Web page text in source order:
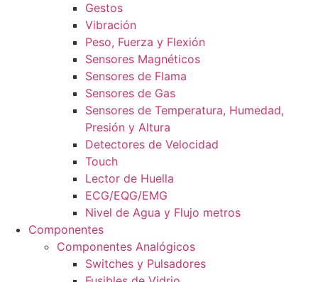
Gestos
Vibración
Peso, Fuerza y Flexión
Sensores Magnéticos
Sensores de Flama
Sensores de Gas
Sensores de Temperatura, Humedad,
Presión y Altura
Detectores de Velocidad
Touch
Lector de Huella
ECG/EQG/EMG
Nivel de Agua y Flujo metros
Componentes
Componentes Analógicos
Switches y Pulsadores